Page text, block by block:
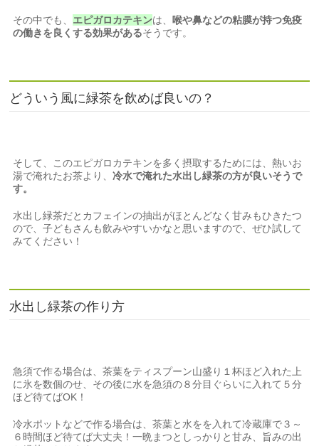
その中でも、 エピガロカテキンは、喉や鼻などの粘膜が持つ免疫
の働きを良くする効果があるそうです。
どういう風に緑茶を飲めば良いの？
そして、このエピガロカテキンを多く摂取するためには、熱いお
湯で淹れたお茶より、冷水で淹れた水出し緑茶の方が良いそうで
す。
水出し緑茶だとカフェインの抽出がほとんどなく甘みもひきたつ
ので、子どもさんも飲みやすいかなと思いますので、ぜひ試して
みてください！
水出し緑茶の作り方
急須で作る場合は、茶葉をティスプーン山盛り１杯ほど入れた上
に氷を数個のせ、その後に水を急須の８分目ぐらいに入れて５分
ほど待てばOK！
冷水ポットなどで作る場合は、茶葉と水をを入れて冷蔵庫で３～
６時間ほど待てば大丈夫！一晩まつとしっかりと甘み、旨みの出